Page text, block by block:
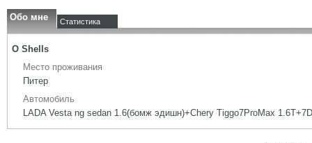
Обо мне Статистика
О Shells
Место проживания
Питер
Автомобиль
LADA Vesta ng sedan 1.6(бомж эдишн)+Chery Tiggo7ProMax